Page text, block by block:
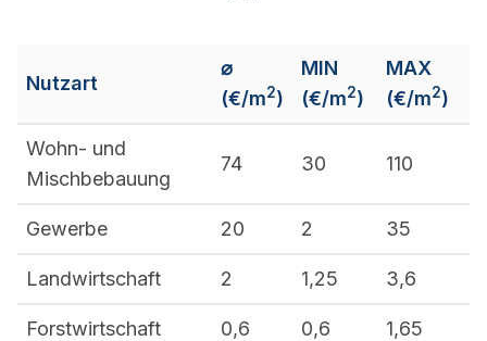
Nutzart
⌀
(€/m2)
MIN
(€/m2)
MAX
(€/m2)
Wohn- und
Mischbebauung
74 30 110
Gewerbe 20 2 35
Landwirtschaft 2 1,25 3,6
Forstwirtschaft 0,6 0,6 1,65